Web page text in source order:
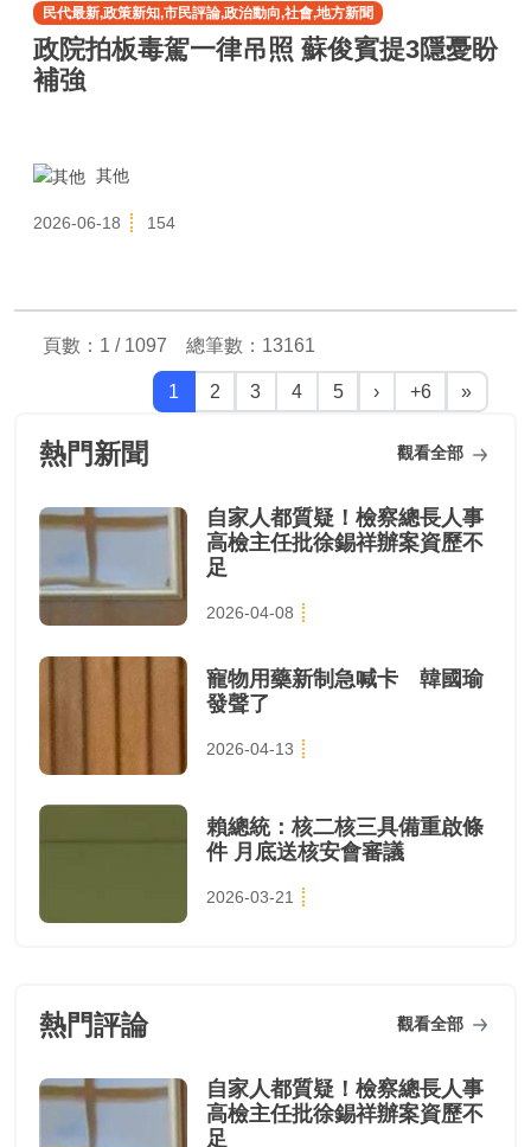
民代最新,政策新知,市民評論,政治動向,社會,地方新聞
政院拍板毒駕一律吊照 蘇俊賓提3隱憂盼
補強
其他
2026-06-18 154
頁數：1 / 1097 總筆數： 13161
1 2 3 4 5 › +6 »
熱門新聞 觀看全部
自家人都質疑！檢察總長人事
高檢主任批徐錫祥辦案資歷不
足
2026-04-08
寵物用藥新制急喊卡 韓國瑜
發聲了
2026-04-13
賴總統：核二核三具備重啟條
件 月底送核安會審議
2026-03-21
熱門評論 觀看全部
自家人都質疑！檢察總長人事
高檢主任批徐錫祥辦案資歷不
足